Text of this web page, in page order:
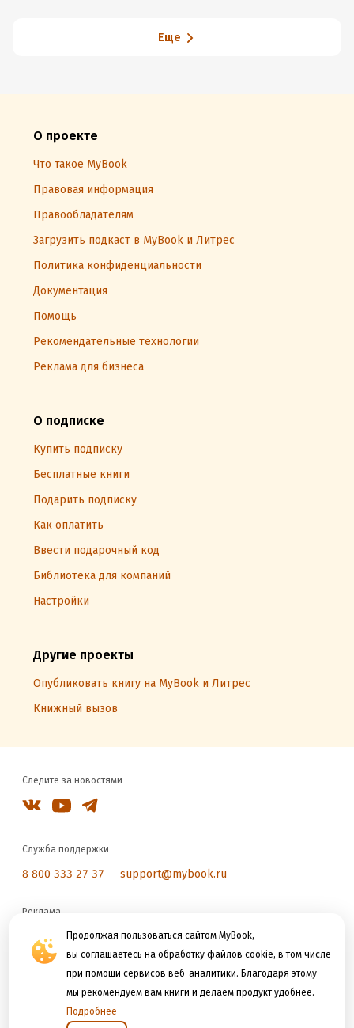
Продолжая пользоваться сайтом MyBook,
вы соглашаетесь на обработку файлов cookie, в том числе
при помощи сервисов веб-аналитики. Благодаря этому
мы рекомендуем вам книги и делаем продукт удобнее.
Подробнее
Еще
О проекте
Что такое MyBook
Правовая информация
Правообладателям
Загрузить подкаст в MyBook и Литрес
Политика конфиденциальности
Документация
Помощь
Рекомендательные технологии
Реклама для бизнеса
О подписке
Купить подписку
Бесплатные книги
Подарить подписку
Как оплатить
Ввести подарочный код
Библиотека для компаний
Настройки
Другие проекты
Опубликовать книгу на MyBook и Литрес
Книжный вызов
Следите за новостями
Служба поддержки
8 800 333 27 37 support@mybook.ru
Реклама
reklama@litres.ru
Мы принимаем к оплате